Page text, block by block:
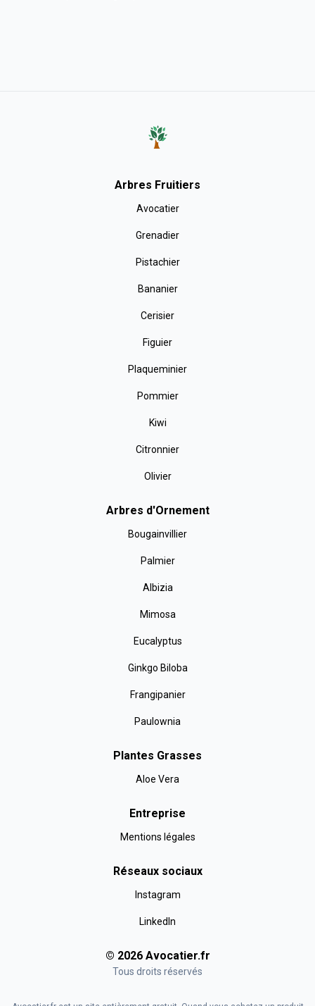
Arbres Fruitiers
Avocatier
Grenadier
Pistachier
Bananier
Cerisier
Figuier
Plaqueminier
Pommier
Kiwi
Citronnier
Olivier
Arbres d'Ornement
Bougainvillier
Palmier
Albizia
Mimosa
Eucalyptus
Ginkgo Biloba
Frangipanier
Paulownia
Plantes Grasses
Aloe Vera
Entreprise
Mentions légales
Réseaux sociaux
Instagram
LinkedIn
© 2026 Avocatier.fr
Tous droits réservés